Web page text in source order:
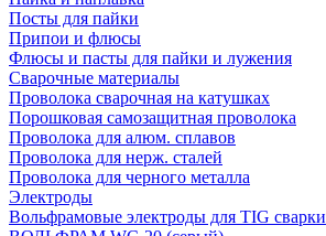
Посты для пайки
Припои и флюсы
Флюсы и пасты для пайки и лужения
Сварочные материалы
Проволока сварочная на катушках
Порошковая самозащитная проволока
Проволока для алюм. сплавов
Проволока для нерж. сталей
Проволока для черного металла
Электроды
Вольфрамовые электроды для TIG сварки